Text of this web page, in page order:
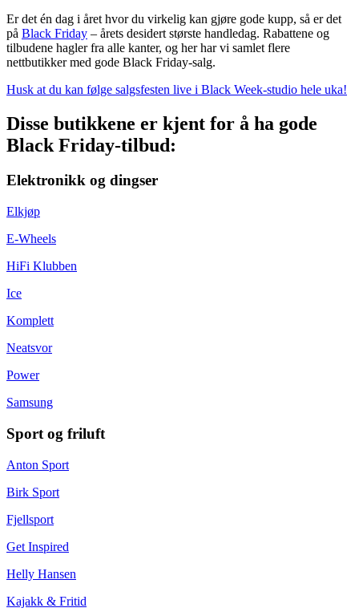
Er det én dag i året hvor du virkelig kan gjøre gode kupp, så er det
på Black Friday – årets desidert største handledag. Rabattene og
tilbudene hagler fra alle kanter, og her har vi samlet flere
nettbutikker med gode Black Friday-salg.
Husk at du kan følge salgsfesten live i Black Week-studio hele uka!
Disse butikkene er kjent for å ha gode
Black Friday-tilbud:
Elektronikk og dingser
Elkjøp
E-Wheels
HiFi Klubben
Ice
Komplett
Neatsvor
Power
Samsung
Sport og friluft
Anton Sport
Birk Sport
Fjellsport
Get Inspired
Helly Hansen
Kajakk & Fritid